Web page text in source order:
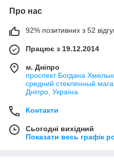
Про нас
92% позитивних з 52
Працює з 19.12.2014
м. Дніпро
проспект Богдана
средний стеклянный
Дніпро, Україна
Контакти
Сьогодні вихідний
Показати весь графік